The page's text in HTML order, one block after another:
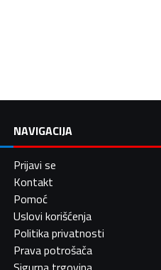
NAVIGACIJA
Prijavi se
Kontakt
Pomoć
Uslovi korišćenja
Politika privatnosti
Prava potrošača